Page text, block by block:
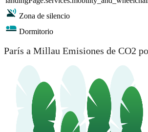
Zona de silencio
Dormitorio
París a Millau Emisiones de CO2